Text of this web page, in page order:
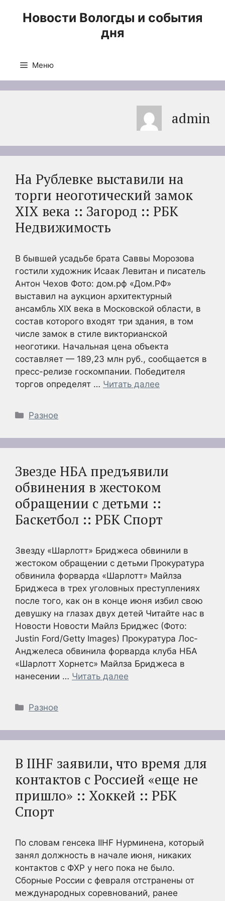
Новости Вологды и события
дня
Меню
admin
На Рублевке выставили на
торги неоготический замок
XIX века :: Загород :: РБК
Недвижимость
В бывшей усадьбе брата Саввы Морозова
гостили художник Исаак Левитан и писатель
Антон Чехов Фото: дом.рф «Дом.РФ»
выставил на аукцион архитектурный
ансамбль XIX века в Московской области, в
состав которого входят три здания, в том
числе замок в стиле викторианской
неоготики. Начальная цена объекта
составляет — 189,23 млн руб., сообщается в
пресс-релизе госкомпании. Победителя
торгов определят … Читать далее
Рубрики
Разное
Звезде НБА предъявили
обвинения в жестоком
обращении с детьми ::
Баскетбол :: РБК Спорт
Звезду «Шарлотт» Бриджеса обвинили в
жестоком обращении с детьми Прокуратура
обвинила форварда «Шарлотт» Майлза
Бриджеса в трех уголовных преступлениях
после того, как он в конце июня избил свою
девушку на глазах двух детей Читайте нас в
Новости Новости Майлз Бриджес (Фото:
Justin Ford/Getty Images) Прокуратура Лос-
Анджелеса обвинила форварда клуба НБА
«Шарлотт Хорнетс» Майлза Бриджеса в
нанесении … Читать далее
Рубрики
Разное
В IIHF заявили, что время для
контактов с Россией «еще не
пришло» :: Хоккей :: РБК
Спорт
По словам генсека IIHF Нурминена, который
занял должность в начале июня, никаких
контактов с ФХР у него пока не было.
Сборные России с февраля отстранены от
международных соревнований, ранее